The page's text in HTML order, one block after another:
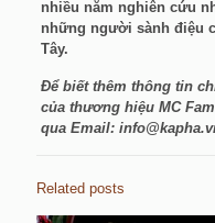
nhiều năm nghiên cứu
những người sành điệu
Tây.
Để biết thêm thông tin
của thương hiệu MC
qua Email:
Related posts